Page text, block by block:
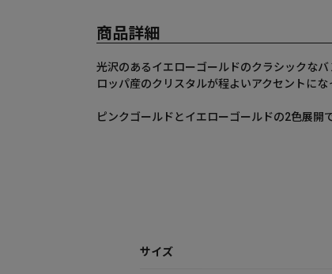
商品詳細
光沢のあるイエローゴールドのクラシックな
ロッパ産のクリスタルが程よいアクセントにな
ピンクゴールドとイエローゴールドの2色展開で
サイズ